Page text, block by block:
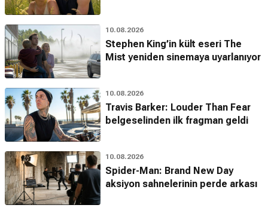
10.08.2026
Stephen King’in kült eseri The
Mist yeniden sinemaya uyarlanıyor
10.08.2026
Travis Barker: Louder Than Fear
belgeselinden ilk fragman geldi
10.08.2026
Spider-Man: Brand New Day
aksiyon sahnelerinin perde arkası